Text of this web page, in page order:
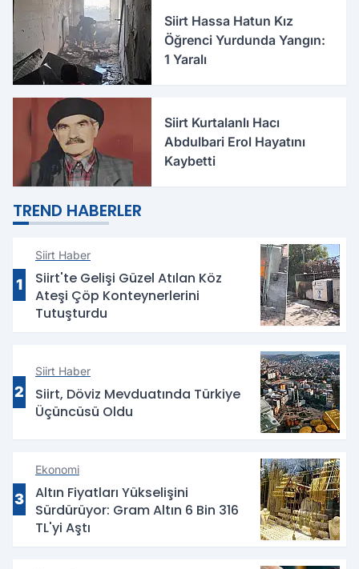
Siirt Hassa Hatun Kız
Öğrenci Yurdunda Yangın:
1 Yaralı
Siirt Kurtalanlı Hacı
Abdulbari Erol Hayatını
Kaybetti
TREND HABERLER
1
Siirt Haber
Siirt'te Gelişi Güzel Atılan Köz
Ateşi Çöp Konteynerlerini
Tutuşturdu
2
Siirt Haber
Siirt, Döviz Mevduatında Türkiye
Üçüncüsü Oldu
3
Ekonomi
Altın Fiyatları Yükselişini
Sürdürüyor: Gram Altın 6 Bin 316
TL'yi Aştı